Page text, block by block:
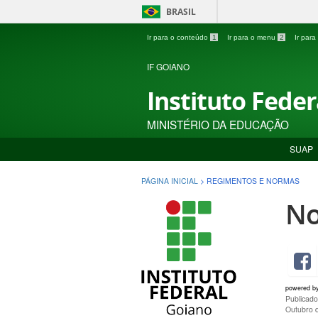
BRASIL
Ir para o conteúdo 1 Ir para o menu 2 Ir para
IF GOIANO
Instituto
MINISTÉRIO DA EDUCAÇÃO
SUAP
PÁGINA INICIAL > REGIMENTOS E NORMAS
powered
Outubro